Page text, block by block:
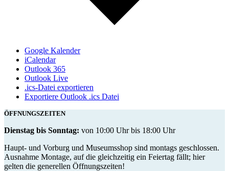
Google Kalender
iCalendar
Outlook 365
Outlook Live
.ics-Datei exportieren
Exportiere Outlook .ics Datei
ÖFFNUNGSZEITEN
Dienstag bis Sonntag: von 10:00 Uhr bis 18:00 Uhr
Haupt- und Vorburg und Museumsshop sind montags geschlossen.
Ausnahme Montage, auf die gleichzeitig ein Feiertag fällt; hier
gelten die generellen Öffnungszeiten!